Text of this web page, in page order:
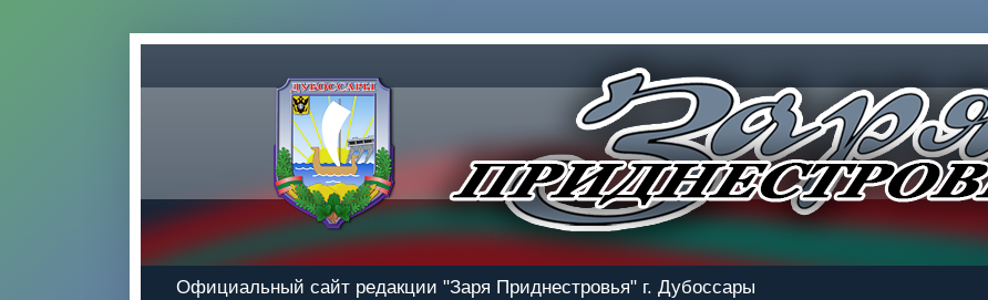
Официальный сайт редакции "Заря Приднестровья" г. Дубоссары